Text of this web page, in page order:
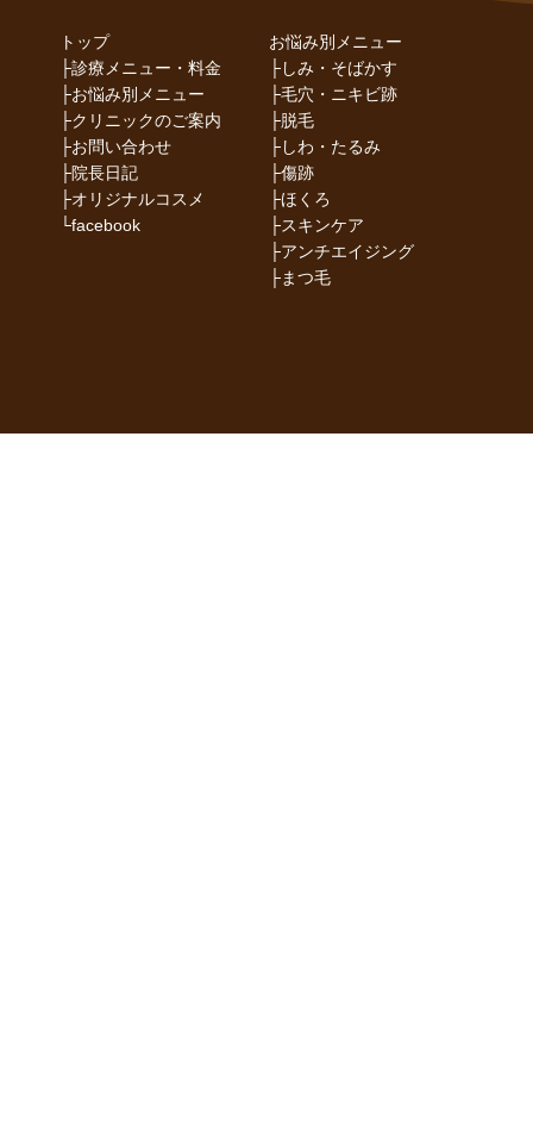
トップ
├診療メニュー・料金
├お悩み別メニュー
├クリニックのご案内
├お問い合わせ
├院長日記
├オリジナルコスメ
└facebook
お悩み別メニュー
├しみ・そばかす
├毛穴・ニキビ跡
├脱毛
├しわ・たるみ
├傷跡
├ほくろ
├スキンケア
├アンチエイジング
├まつ毛